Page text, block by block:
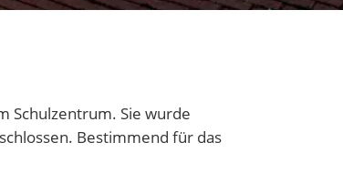
Schulzentrum. Sie wurde
Bestimmend für das